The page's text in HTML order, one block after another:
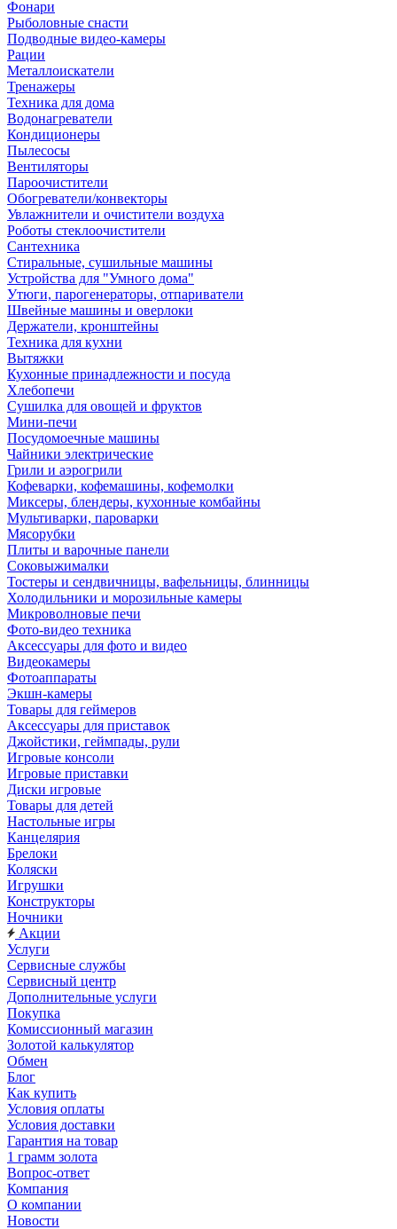
Фонари
Рыболовные снасти
Подводные видео-камеры
Рации
Металлоискатели
Тренажеры
Техника для дома
Водонагреватели
Кондиционеры
Пылесосы
Вентиляторы
Пароочистители
Обогреватели/конвекторы
Увлажнители и очистители воздуха
Роботы стеклоочистители
Сантехника
Стиральные, сушильные машины
Устройства для "Умного дома"
Утюги, парогенераторы, отпариватели
Швейные машины и оверлоки
Держатели, кронштейны
Техника для кухни
Вытяжки
Кухонные принадлежности и посуда
Хлебопечи
Сушилка для овощей и фруктов
Мини-печи
Посудомоечные машины
Чайники электрические
Грили и аэрогрили
Кофеварки, кофемашины, кофемолки
Миксеры, блендеры, кухонные комбайны
Мультиварки, пароварки
Мясорубки
Плиты и варочные панели
Соковыжималки
Тостеры и сендвичницы, вафельницы, блинницы
Холодильники и морозильные камеры
Микроволновые печи
Фото-видео техника
Аксессуары для фото и видео
Видеокамеры
Фотоаппараты
Экшн-камеры
Товары для геймеров
Аксессуары для приставок
Джойстики, геймпады, рули
Игровые консоли
Игровые приставки
Диски игровые
Товары для детей
Настольные игры
Канцелярия
Брелоки
Коляски
Игрушки
Конструкторы
Ночники
Акции
Услуги
Сервисные службы
Сервисный центр
Дополнительные услуги
Покупка
Комиссионный магазин
Золотой калькулятор
Обмен
Блог
Как купить
Условия оплаты
Условия доставки
Гарантия на товар
1 грамм золота
Вопрос-ответ
Компания
О компании
Новости